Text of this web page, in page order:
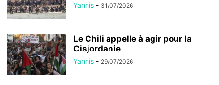
Yannis - 31/07/2026
Le Chili appelle à agir pour la
Cisjordanie
Yannis - 29/07/2026